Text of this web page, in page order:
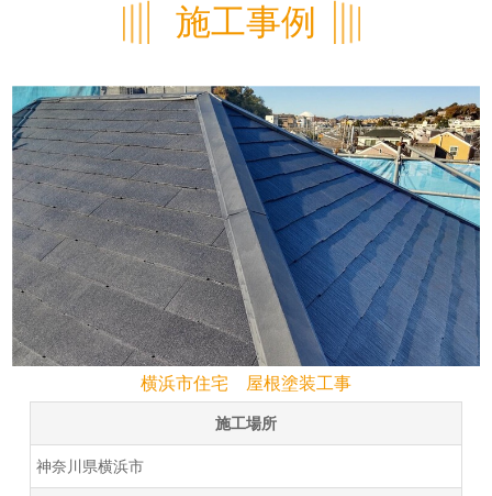
施工事例
横浜市住宅 屋根塗装工事
施工場所
神奈川県横浜市